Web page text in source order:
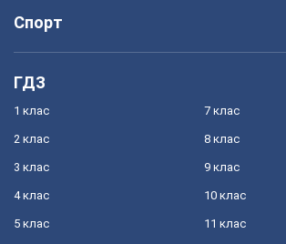
Спорт
ГДЗ
1 клас
2 клас
3 клас
4 клас
5 клас
7 клас
8 клас
9 клас
10 клас
11 клас